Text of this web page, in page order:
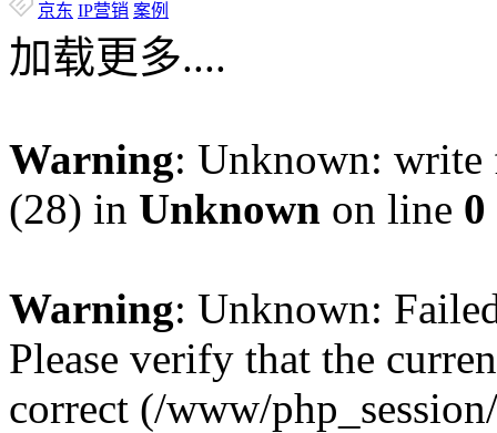
京东 IP营销 案例
加载更多....
Warning: Unknown: write
(28) in Unknown on line 0
Warning: Unknown:
Please verify that the
correct (/www/